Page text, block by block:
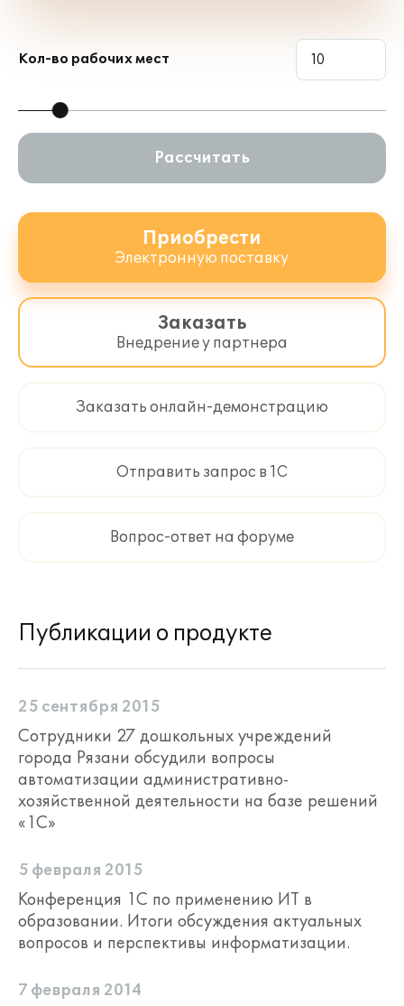
Кол-во рабочих мест
Рассчитать
Приобрести
Электронную поставку
Заказать
Внедрение у партнера
Заказать онлайн-демонстрацию
Отправить запрос в 1С
Вопрос-ответ на форуме
Публикации о продукте
25 сентября 2015
Сотрудники 27 дошкольных учреждений
города Рязани обсудили вопросы
автоматизации административно-
хозяйственной деятельности на базе решений
«1С»
5 февраля 2015
Конференция 1С по применению ИТ в
образовании. Итоги обсуждения актуальных
вопросов и перспективы информатизации.
7 февраля 2014